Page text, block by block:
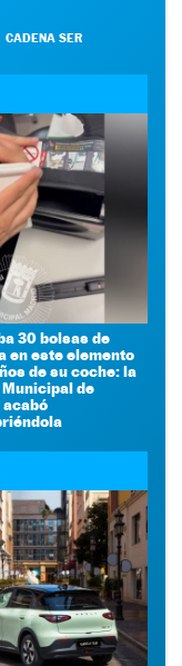
CADENA SER
30 bolsas de
en este elemento
de su coche: la
de